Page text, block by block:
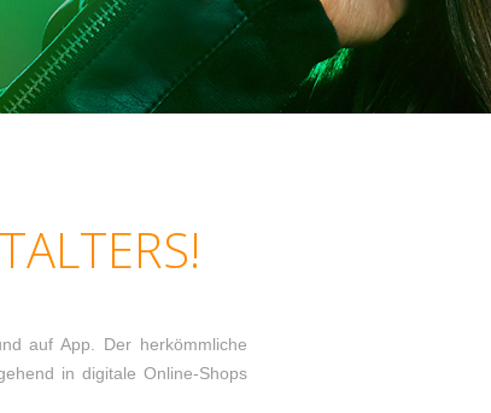
auf App. Der herkömmliche
in digitale Online-Shops